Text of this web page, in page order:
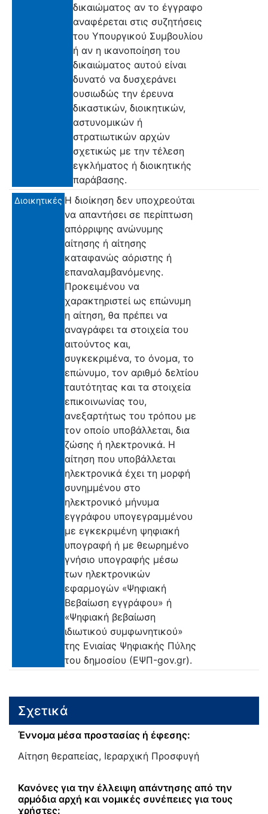
δικαιώματος αν το έγγραφο
αναφέρεται στις συζητήσεις
του Υπουργικού Συμβουλίου
ή αν η ικανοποίηση του
δικαιώματος αυτού είναι
δυνατό να δυσχεράνει
ουσιωδώς την έρευνα
δικαστικών, διοικητικών,
αστυνομικών ή
στρατιωτικών αρχών
σχετικώς με την τέλεση
εγκλήματος ή διοικητικής
παράβασης.
Διοικητικές Η διοίκηση δεν υποχρεούται
να απαντήσει σε περίπτωση
απόρριψης ανώνυμης
αίτησης ή αίτησης
καταφανώς αόριστης ή
επαναλαμβανόμενης.
Προκειμένου να
χαρακτηριστεί ως επώνυμη
η αίτηση, θα πρέπει να
αναγράφει τα στοιχεία του
αιτούντος και,
συγκεκριμένα, το όνομα, το
επώνυμο, τον αριθμό δελτίου
ταυτότητας και τα στοιχεία
επικοινωνίας του,
ανεξαρτήτως του τρόπου με
τον οποίο υποβάλλεται, δια
ζώσης ή ηλεκτρονικά. Η
αίτηση που υποβάλλεται
ηλεκτρονικά έχει τη μορφή
συνημμένου στο
ηλεκτρονικό μήνυμα
εγγράφου υπογεγραμμένου
με εγκεκριμένη ψηφιακή
υπογραφή ή με θεωρημένο
γνήσιο υπογραφής μέσω
των ηλεκτρονικών
εφαρμογών «Ψηφιακή
Βεβαίωση εγγράφου» ή
«Ψηφιακή βεβαίωση
ιδιωτικού συμφωνητικού»
της Ενιαίας Ψηφιακής Πύλης
του δημοσίου (ΕΨΠ-gov.gr).
Σχετικά
Έννομα μέσα προστασίας ή έφεσης:
Αίτηση θεραπείας, Ιεραρχική Προσφυγή
Κανόνες για την έλλειψη απάντησης από την
αρμόδια αρχή και νομικές συνέπειες για τους
χρήστες: